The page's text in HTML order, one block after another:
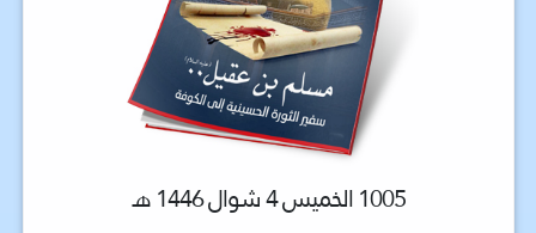
1005 الخميس 4 شوال 1446 هـ